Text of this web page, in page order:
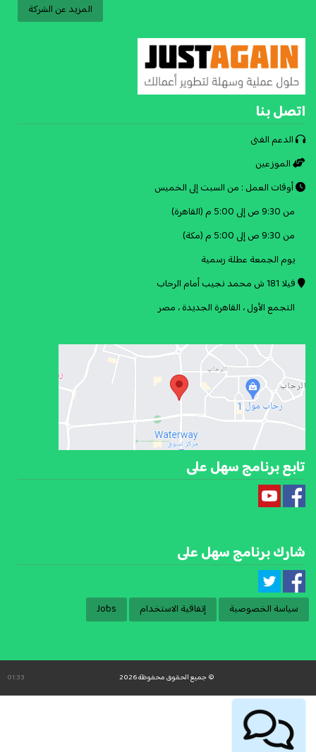
المزيد عن الشركة
اتصل بنا
الدعم الفنى
الموزعين
أوقات العمل : من السبت إلى الخميس
من 9:30 ص إلى 5:00 م (القاهرة)
من 9:30 ص إلى 5:00 م (مكة)
يوم الجمعة عطلة رسمية
فيلا 181 ش محمد نجيب أمام الرحاب
التجمع الأول ، القاهرة الجديدة ، مصر
تابع برنامج سهل على
شارك برنامج سهل على
سياسة الخصوصية إتفاقية الاستخدام Jobs
© جميع الحقوق محفوظة 2026 01:33